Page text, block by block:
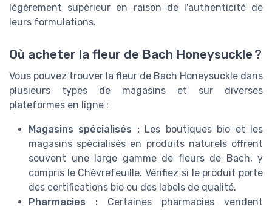
légèrement supérieur en raison de l'authenticité de
leurs formulations.
Où acheter la fleur de Bach Honeysuckle ?
Vous pouvez trouver la fleur de Bach Honeysuckle dans
plusieurs types de magasins et sur diverses
plateformes en ligne :
Magasins spécialisés :Les boutiques bio et les
magasins spécialisés en produits naturels offrent
souvent une large gamme de fleurs de Bach, y
compris le Chèvrefeuille. Vérifiez si le produit porte
des certifications bio ou des labels de qualité.
Pharmacies : Certaines pharmacies vendent